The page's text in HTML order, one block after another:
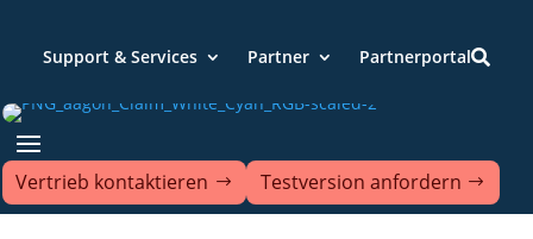
Support & Services Partner Partnerportal
Vertrieb kontaktieren Testversion anfordern